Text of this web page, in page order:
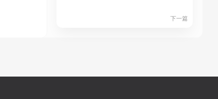
下一篇